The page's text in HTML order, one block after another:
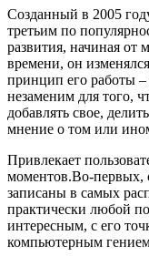
Созданный в 2005
третьим по
развития, начиная от
времени, он
принцип его работы –
незаменим для того,
добавлять свое,
мнение о том или
Привлекает
моментов.Во-первых,
записаны в самых
практически любой
интересным, с его
компьютерным